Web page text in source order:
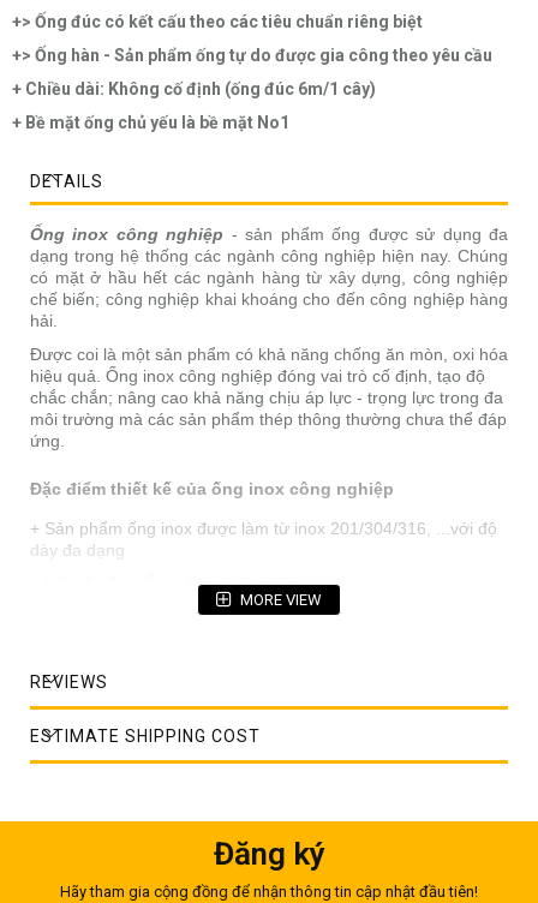
+> Ống đúc có kết cấu theo các tiêu chuẩn riêng biệt
+> Ống hàn - Sản phẩm ống tự do được gia công theo yêu cầu
+ Chiều dài: Không cố định (ống đúc 6m/1 cây)
+ Bề mặt ống chủ yếu là bề mặt No1
DETAILS
Ống inox công nghiệp - sản phẩm ống được sử dụng đa
dạng trong hệ thống các ngành công nghiệp hiện nay. Chúng
có mặt ở hầu hết các ngành hàng từ xây dựng, công nghiệp
chế biến; công nghiệp khai khoáng cho đến công nghiệp hàng
hải.
Được coi là một sản phẩm có khả năng chống ăn mòn, oxi hóa
hiệu quả. Ống inox công nghiệp đóng vai trò cố định, tạo độ
chắc chắn; nâng cao khả năng chịu áp lực - trọng lực trong đa
môi trường mà các sản phẩm thép thông thường chưa thể đáp
ứng.
Đặc điểm thiết kế của ống inox công nghiệp
+ Sản phẩm ống inox được làm từ inox 201/304/316, ...với độ
dày đa dạng
+ Kết cấu ống: Ống đúc và ống hàn
+> Ống đúc có kết cấu theo các tiêu chuẩn riêng biệt
cầu
+ Chiều dài: Không cố định (ống đúc 6m/1 cây)
+ Bề mặt ống chủ yếu là bề mặt No1
Phân loại ống inox công nghiệp
MORE VIEW
REVIEWS
ESTIMATE SHIPPING COST
Đăng ký
Hãy tham gia cộng đồng để nhận thông tin cập nhật đầu tiên!